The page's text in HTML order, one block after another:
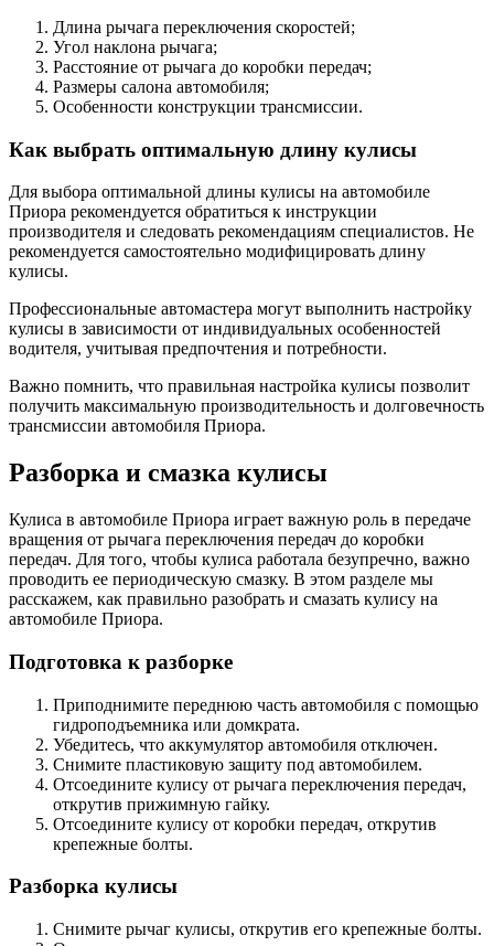
Длина рычага переключения скоростей;
Угол наклона рычага;
Расстояние от рычага до коробки передач;
Размеры салона автомобиля;
Особенности конструкции трансмиссии.
Как выбрать оптимальную длину кулисы
Для выбора оптимальной длины кулисы на автомобиле
Приора рекомендуется обратиться к инструкции
производителя и следовать рекомендациям специалистов. Не
рекомендуется самостоятельно модифицировать длину
кулисы.
Профессиональные автомастера могут выполнить настройку
кулисы в зависимости от индивидуальных особенностей
водителя, учитывая предпочтения и потребности.
Важно помнить, что правильная настройка кулисы позволит
получить максимальную производительность и долговечность
трансмиссии автомобиля Приора.
Разборка и смазка кулисы
Кулиса в автомобиле Приора играет важную роль в передаче
вращения от рычага переключения передач до коробки
передач. Для того, чтобы кулиса работала безупречно, важно
проводить ее периодическую смазку. В этом разделе мы
расскажем, как правильно разобрать и смазать кулису на
автомобиле Приора.
Подготовка к разборке
Приподнимите переднюю часть автомобиля с помощью
гидроподъемника или домкрата.
Убедитесь, что аккумулятор автомобиля отключен.
Снимите пластиковую защиту под автомобилем.
Отсоедините кулису от рычага переключения передач,
открутив прижимную гайку.
Отсоедините кулису от коробки передач, открутив
крепежные болты.
Разборка кулисы
Снимите рычаг кулисы, открутив его крепежные болты.